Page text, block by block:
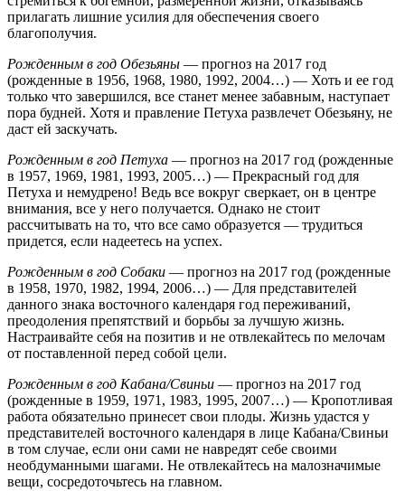
прилагать лишние усилия для обеспечения своего
благополучия.
Рожденным в год Обезьяны — прогноз на 2017 год
(рожденные в 1956, 1968, 1980, 1992, 2004…) — Хоть и ее год
только что завершился, все станет менее забавным, наступает
пора будней. Хотя и правление Петуха развлечет Обезьяну, не
даст ей заскучать.
Рожденным в год Петуха — прогноз на 2017 год (рожденные
в 1957, 1969, 1981, 1993, 2005…) — Прекрасный год для
Петуха и немудрено! Ведь все вокруг сверкает, он в центре
внимания, все у него получается. Однако не стоит
рассчитывать на то, что все само образуется — трудиться
придется, если надеетесь на успех.
Рожденным в год Собаки — прогноз на 2017 год (рожденные
в 1958, 1970, 1982, 1994, 2006…) — Для представителей
данного знака восточного календаря год переживаний,
преодоления препятствий и борьбы за лучшую жизнь.
Настраивайте себя на позитив и не отвлекайтесь по мелочам
от поставленной перед собой цели.
Рожденным в год Кабана/Свиньи — прогноз на 2017 год
(рожденные в 1959, 1971, 1983, 1995, 2007…) — Кропотливая
работа обязательно принесет свои плоды. Жизнь удастся у
представителей восточного календаря в лице Кабана/Свиньи
в том случае, если они сами не навредят себе своими
необдуманными шагами. Не отвлекайтесь на малозначимые
вещи, сосредоточьтесь на главном.